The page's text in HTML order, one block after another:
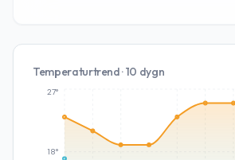
Temperaturtrend · 10 dygn
18°
27°